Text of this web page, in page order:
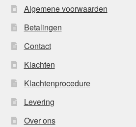
Algemene voorwaarden
Betalingen
Contact
Klachten
Klachtenprocedure
Levering
Over ons